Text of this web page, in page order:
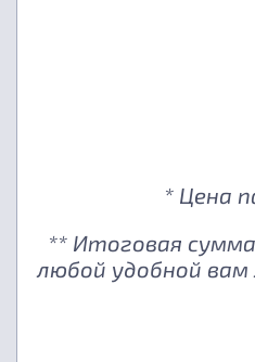
* Цена
** Итоговая
любой удобной